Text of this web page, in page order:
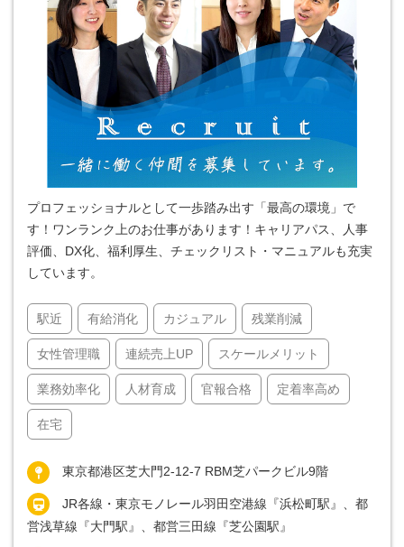
プロフェッショナルとして一歩踏み出す「最高の環境」で
す！ワンランク上のお仕事があります！キャリアパス、人事
評価、DX化、福利厚生、チェックリスト・マニュアルも充実
しています。
駅近 有給消化 カジュアル 残業削減
女性管理職 連続売上UP スケールメリット
業務効率化 人材育成 官報合格 定着率高め
在宅
東京都港区芝大門2-12-7 RBM芝パークビル9階
JR各線・東京モノレール羽田空港線『浜松町駅』、都
営浅草線『大門駅』、都営三田線『芝公園駅』